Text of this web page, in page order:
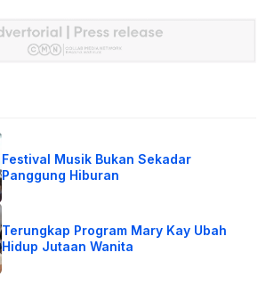
Festival Musik Bukan Sekadar
Panggung Hiburan
Terungkap Program Mary Kay Ubah
Hidup Jutaan Wanita